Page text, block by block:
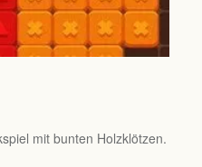
mit bunten Holzklötzen.